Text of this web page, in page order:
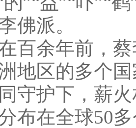
佛派。
余年前，蔡
地区的多个
守护下，薪
布在全球50